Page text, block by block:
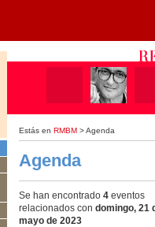
Estás en RMBM > Agenda
Agenda
Se han encontrado 4 eventos
relacionados con domingo, 21
mayo de 2023